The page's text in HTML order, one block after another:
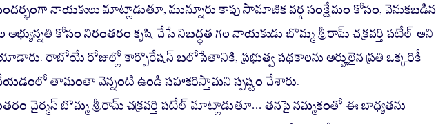
నాయకులు మాట్లాడుతూ, మున్నూరు కాపు సామాజిక వర్గ సంక్షేమం కోసం, వెనుకబడిన
అభ్యున్నతి కోసం నిరంతరం కృషి చేసే నిబద్ధత గల నాయకుడు బొమ్మ శ్రీరామ్ చక్రవర్తి పటేల్ అని
రాబోయే రోజుల్లో కార్పొరేషన్ బలోపేతానికి, ప్రభుత్వ పథకాలను అర్హులైన ప్రతి ఒక్కరికీ
తామంతా వెన్నంటి ఉండి సహకరిస్తామని స్పష్టం చేశారు.
చైర్మన్ బొమ్మ శ్రీరామ్ చక్రవర్తి పటేల్ మాట్లాడుతూ… తనపై నమ్మకంతో ఈ బాధ్యతను